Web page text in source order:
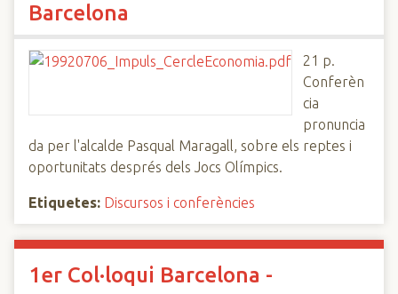
Barcelona
21 p.
Conferèn
cia
pronuncia
da per l'alcalde Pasqual Maragall, sobre els reptes i
oportunitats després dels Jocs Olímpics.
Etiquetes: Discursos i conferències
1er Col·loqui Barcelona -